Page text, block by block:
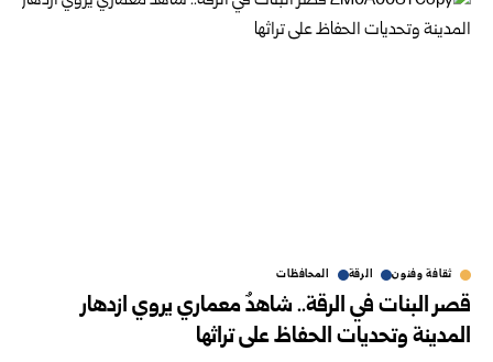
ثقافة وفنون الرقة المحافظات
قصر البنات في الرقة.. شاهدٌ معماري يروي ازدهار
المدينة وتحديات الحفاظ على تراثها